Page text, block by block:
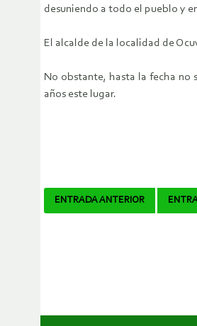
desuniendo a todo el pueblo y
El alcalde de la localidad de
No obstante, hasta la fecha no
años este lugar.
Navegador
ENTRADA ANTERIOR